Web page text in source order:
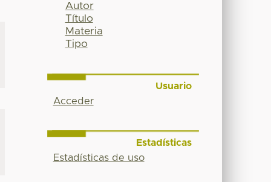
Autor
Título
Materia
Tipo
Usuario
Acceder
Estadísticas
Estadísticas de uso